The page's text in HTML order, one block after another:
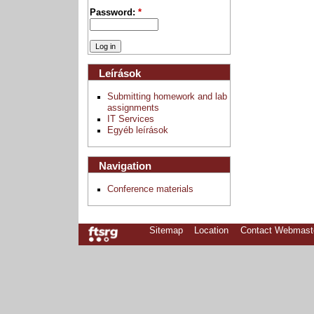
Password:*
Leírások
Submitting homework and lab
assignments
IT Services
Egyéb leírások
Navigation
Conference materials
Sitemap Location Contact